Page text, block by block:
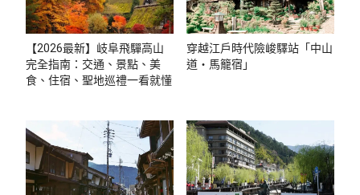
【2026最新】岐阜飛驒高山
完全指南：交通、景點、美
食、住宿、聖地巡禮一看就懂
穿越江戶時代險峻驛站「中山
道・馬籠宿」